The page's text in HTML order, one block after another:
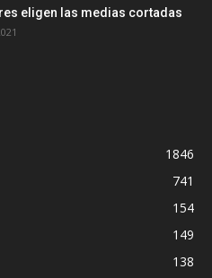
eligen las medias cortadas
1846
741
154
149
138